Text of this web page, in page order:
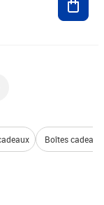
Boîtes cadeaux